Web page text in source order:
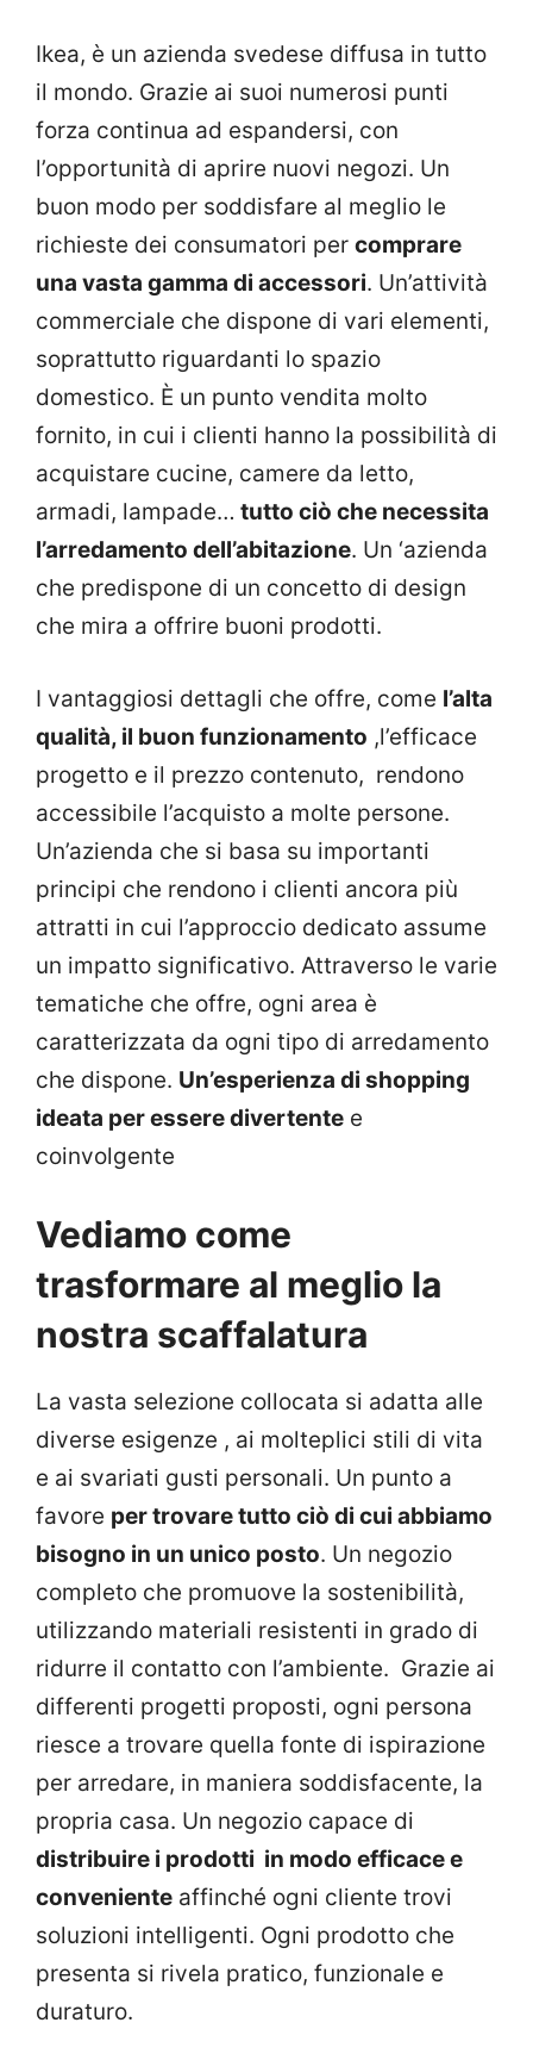
Ikea, è un azienda svedese diffusa in tutto
il mondo. Grazie ai suoi numerosi punti
forza continua ad espandersi, con
l’opportunità di aprire nuovi negozi. Un
buon modo per soddisfare al meglio le
richieste dei consumatori per comprare
una vasta gamma di accessori. Un’attività
commerciale che dispone di vari elementi,
soprattutto riguardanti lo spazio
domestico. È un punto vendita molto
fornito, in cui i clienti hanno la possibilità di
acquistare cucine, camere da letto,
armadi, lampade… tutto ciò che necessita
l’arredamento dell’abitazione. Un ‘azienda
che predispone di un concetto di design
che mira a offrire buoni prodotti.
I vantaggiosi dettagli che offre, come l’alta
qualità, il buon funzionamento ,l’efficace
progetto e il prezzo contenuto, rendono
accessibile l’acquisto a molte persone.
Un’azienda che si basa su importanti
principi che rendono i clienti ancora più
attratti in cui l’approccio dedicato assume
un impatto significativo. Attraverso le varie
tematiche che offre, ogni area è
caratterizzata da ogni tipo di arredamento
che dispone. Un’esperienza di shopping
ideata per essere divertente e
coinvolgente
Vediamo come
trasformare al meglio la
nostra scaffalatura
La vasta selezione collocata si adatta alle
diverse esigenze , ai molteplici stili di vita
e ai svariati gusti personali. Un punto a
favore per trovare tutto ciò di cui abbiamo
bisogno in un unico posto. Un negozio
completo che promuove la sostenibilità,
utilizzando materiali resistenti in grado di
ridurre il contatto con l’ambiente. Grazie ai
differenti progetti proposti, ogni persona
riesce a trovare quella fonte di ispirazione
per arredare, in maniera soddisfacente, la
propria casa. Un negozio capace di
distribuire i prodotti in modo efficace e
conveniente affinché ogni cliente trovi
soluzioni intelligenti. Ogni prodotto che
presenta si rivela pratico, funzionale e
duraturo.